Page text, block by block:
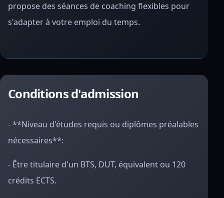
propose des séances de coaching flexibles pour
s'adapter à votre emploi du temps.
Conditions d'admission
- **Niveau d'études requis ou diplômes préalables
nécessaires**:
- Être titulaire d'un BTS, DUT, équivalent ou 120
crédits ECTS.